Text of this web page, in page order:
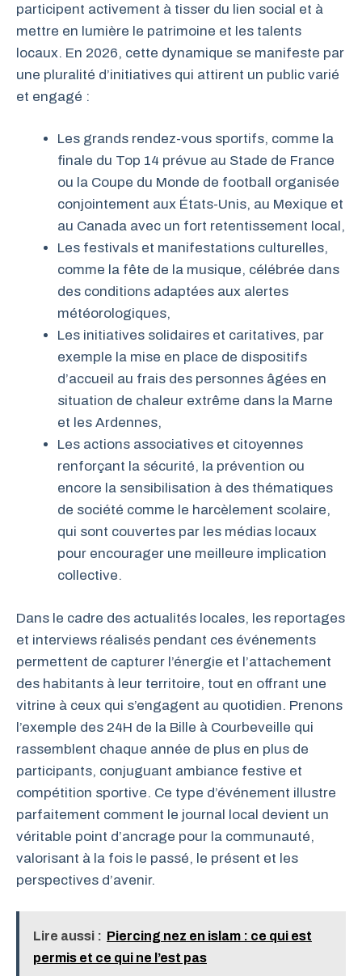
participent activement à tisser du lien social et à
mettre en lumière le patrimoine et les talents
locaux. En 2026, cette dynamique se manifeste par
une pluralité d’initiatives qui attirent un public varié
et engagé :
Les grands rendez-vous sportifs, comme la
finale du Top 14 prévue au Stade de France
ou la Coupe du Monde de football organisée
conjointement aux États-Unis, au Mexique et
au Canada avec un fort retentissement local,
Les festivals et manifestations culturelles,
comme la fête de la musique, célébrée dans
des conditions adaptées aux alertes
météorologiques,
Les initiatives solidaires et caritatives, par
exemple la mise en place de dispositifs
d’accueil au frais des personnes âgées en
situation de chaleur extrême dans la Marne
et les Ardennes,
Les actions associatives et citoyennes
renforçant la sécurité, la prévention ou
encore la sensibilisation à des thématiques
de société comme le harcèlement scolaire,
qui sont couvertes par les médias locaux
pour encourager une meilleure implication
collective.
Dans le cadre des actualités locales, les reportages
et interviews réalisés pendant ces événements
permettent de capturer l’énergie et l’attachement
des habitants à leur territoire, tout en offrant une
vitrine à ceux qui s’engagent au quotidien. Prenons
l’exemple des 24H de la Bille à Courbeveille qui
rassemblent chaque année de plus en plus de
participants, conjuguant ambiance festive et
compétition sportive. Ce type d’événement illustre
parfaitement comment le journal local devient un
véritable point d’ancrage pour la communauté,
valorisant à la fois le passé, le présent et les
perspectives d’avenir.
Lire aussi : Piercing nez en islam : ce qui est
permis et ce qui ne l’est pas